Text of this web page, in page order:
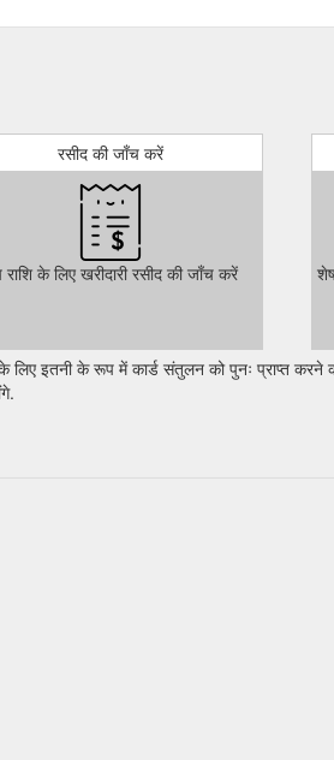
रसीद की जाँच करें
के लिए खरीदारी रसीद की जाँच करें
इतनी के रूप में कार्ड संतुलन को पुनः प्राप्त करने